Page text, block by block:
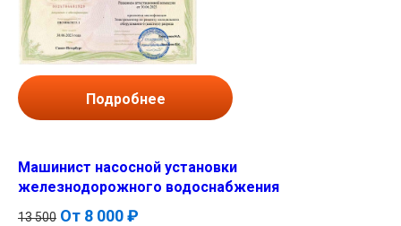
Подробнее
Машинист насосной установки
железнодорожного водоснабжения
13 500 От 8 000 ₽